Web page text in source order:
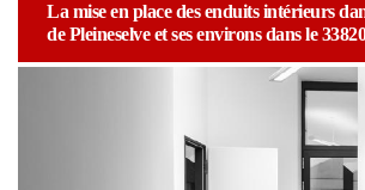
La mise en place des enduits intérieurs
de Pleineselve et ses environs dans le 33820